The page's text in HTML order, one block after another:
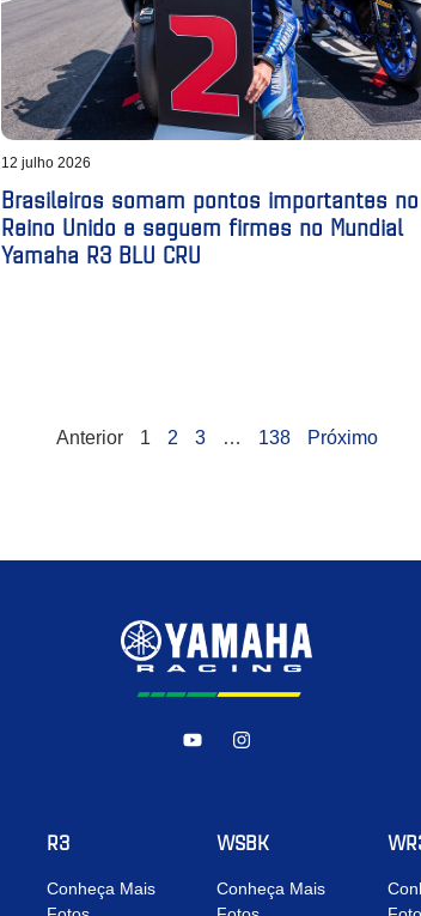
12 julho 2026
Brasileiros somam pontos importantes no
Reino Unido e seguem firmes no Mundial
Yamaha R3 BLU CRU
Anterior 1 2 3 … 138 Próximo
R3
Conheça Mais
WSBK
Conheça Mais